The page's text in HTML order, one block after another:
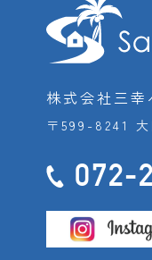
株式会社三幸
〒599-8241
072-